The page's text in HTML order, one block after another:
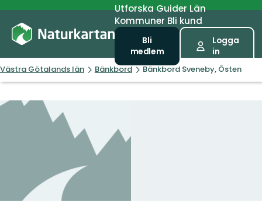
UtforskaGuiderLän
Kommuner Bli kund
Bli
medlem
Logga
in
Västra Götalands län Bänkbord Bänkbord Sveneby, Östen